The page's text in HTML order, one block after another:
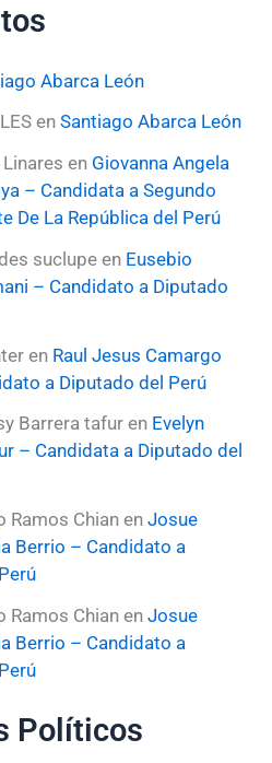
Abarca León
en Santiago Abarca León
en Giovanna Angela
– Candidata a Segundo
De La República del Perú
suclupeen Eusebio
– Candidato a Diputado
en Raul Jesus Camargo
a Diputado del Perú
Barrera tafuren Evelyn
– Candidata a Diputado del
Ramos Chianen Josue
Berrio – Candidato a
Ramos Chianen Josue
Berrio – Candidato a
Políticos